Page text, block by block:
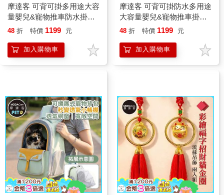
摩達客 可背可掛多用途大容
量嬰兒&寵物推車防水掛包
肩背包 灰色 可手提斜背外
48 折 特價 1199 元
加入購物車
摩達客 可背可掛防水多用途
大容量嬰兒&寵物推車掛包
肩背包 粉色 可手提斜背外
48 折 特價 1199 元
加入購物車